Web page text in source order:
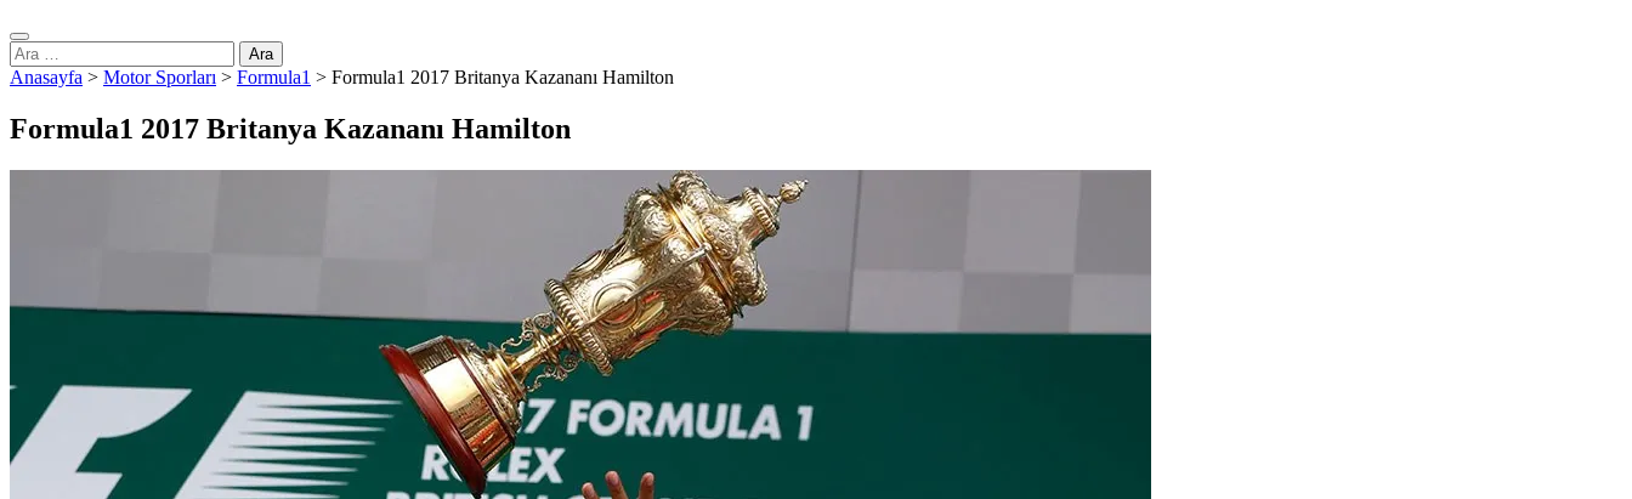
Arama:
Anasayfa > Motor Sporları > Formula1 > Formula1 2017 Britanya Kazananı Hamilton
Formula1 2017 Britanya Kazananı Hamilton